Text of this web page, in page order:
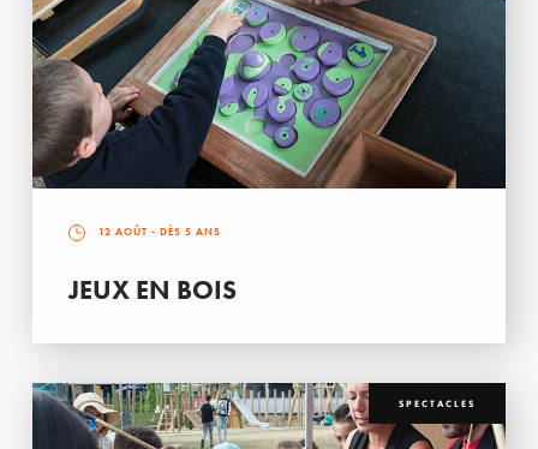
12 AOÛT - DÈS 5 ANS
JEUX EN BOIS
SPECTACLES